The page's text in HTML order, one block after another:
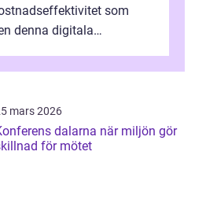
som
denna digitala
mars 2026
dalarna när miljön gör
för mötet